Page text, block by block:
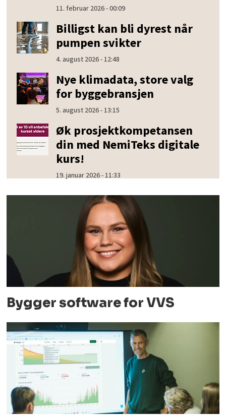
11. februar 2026 - 00:09
Billigst kan bli dyrest når
pumpen svikter
4. august 2026 - 12:48
Nye klimadata, store valg
for byggebransjen
5. august 2026 - 13:15
Øk prosjektkompetansen
din med NemiTeks digitale
kurs!
19. januar 2026 - 11:33
Bygger software for VVS